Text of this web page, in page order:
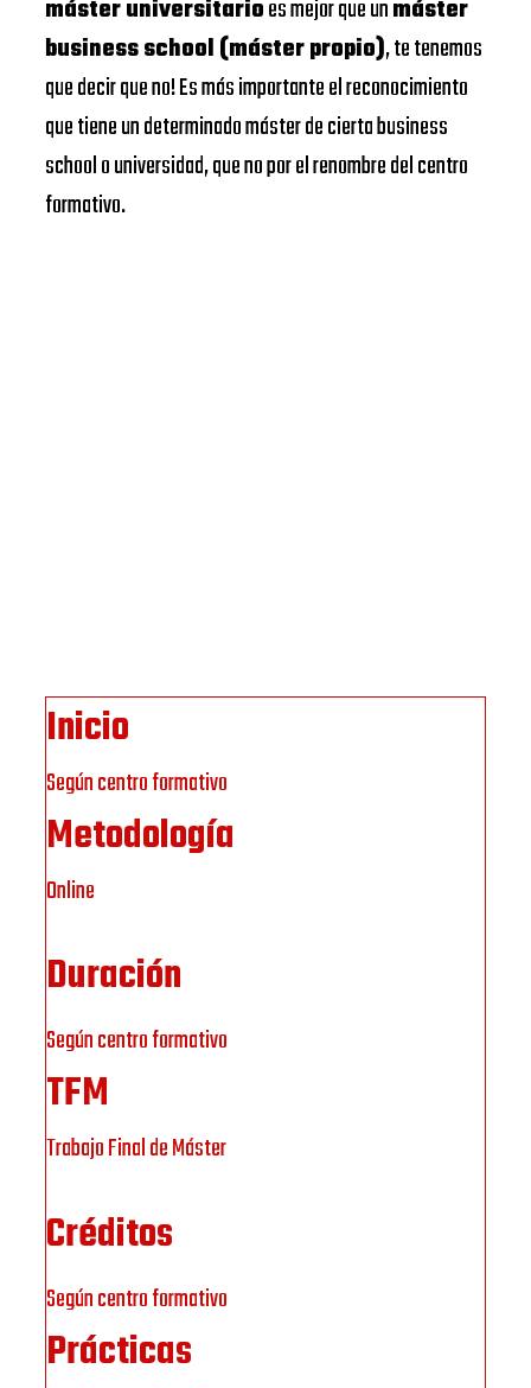
máster universitarioes mejor que unmáster
business school (máster propio), te tenemos
que decir que no! Es más importante el reconocimiento
que tiene un determinado máster de cierta business
school o universidad, que no por el renombre del centro
formativo.
Inicio
Según centro formativo
Metodología
Online
Duración
Según centro formativo
TFM
Trabajo Final de Máster
Créditos
Según centro formativo
Prácticas